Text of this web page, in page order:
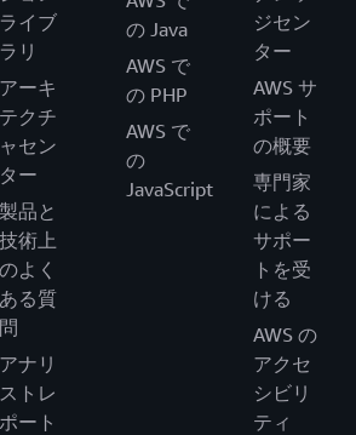
ライブ
ラリ
アーキ
テクチ
ャセン
ター
製品と
技術上
のよく
ある質
問
アナリ
ストレ
ポート
の Java
AWS で
の PHP
AWS で
の
JavaScript
ジセン
ター
AWS サ
ポート
の概要
専門家
による
サポー
トを受
ける
AWS の
アクセ
シビリ
ティ